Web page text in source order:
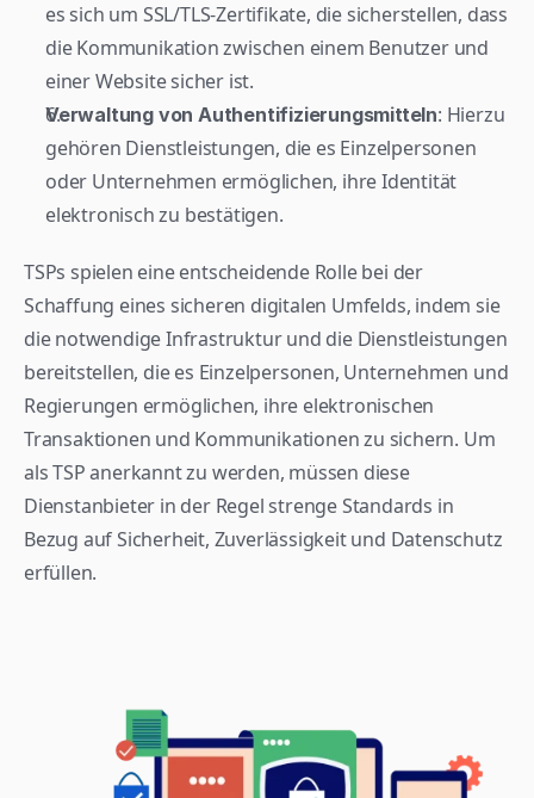
es sich um SSL/TLS-Zertifikate, die sicherstellen, dass
die Kommunikation zwischen einem Benutzer und
einer Website sicher ist.
Verwaltung von Authentifizierungsmitteln: Hierzu
gehören Dienstleistungen, die es Einzelpersonen
oder Unternehmen ermöglichen, ihre Identität
elektronisch zu bestätigen.
TSPs spielen eine entscheidende Rolle bei der
Schaffung eines sicheren digitalen Umfelds, indem sie
die notwendige Infrastruktur und die Dienstleistungen
bereitstellen, die es Einzelpersonen, Unternehmen und
Regierungen ermöglichen, ihre elektronischen
Transaktionen und Kommunikationen zu sichern. Um
als TSP anerkannt zu werden, müssen diese
Dienstanbieter in der Regel strenge Standards in
Bezug auf Sicherheit, Zuverlässigkeit und Datenschutz
erfüllen.